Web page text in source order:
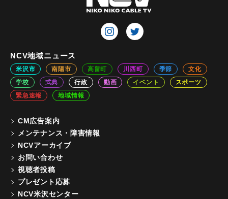
NCV地域ニュース
米沢市 南陽市 高畠町 川西町 季節
文化
学校
式典 行政 動画 イベント
スポーツ
緊急速報
地域情報
CM広告案内
メンテナンス・障害情報
NCVアーカイブ
お問い合わせ
視聴者投稿
プレゼント応募
NCV米沢センター